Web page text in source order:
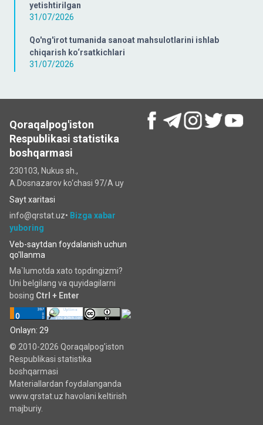
yetishtirilgan
31/07/2026
Qo'ng'irot tumanida sanoat mahsulotlarini ishlab
chiqarish ko‘rsatkichlari
31/07/2026
Qoraqalpog'iston
Respublikasi statistika
boshqarmasi
230103, Nukus sh.,
A.Dosnazarov ko‘chаsi 97/A uy
Sayt xaritasi
info@qrstat.uz• Bizga xabar
yuboring
Veb-saytdan foydalanish uchun
qo'llanma
Ma`lumotda xato topdingizmi?
Uni belgilang va quyidagilarni
bosing Ctrl + Enter
Onlayn: 29
© 2010-2026 Qoraqalpog'iston
Respublikasi statistika
boshqarmasi
Materiallardan foydalanganda
www.qrstat.uz havolani keltirish
majburiy.